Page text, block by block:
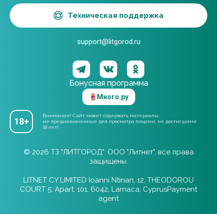
Бонусная программа
Много.ру
Внимание! Сайт может содержать материалы,
не предназначенные для просмотра лицами, не достигшими
18 лет!
Техническая поддержка
support@litgorod.ru
© 2026 ТЗ "ЛИТГОРОД". ООО "Литнет", все права
защищены.
LITNET CY LIMITED Ioanni Ntinan, 12, THEODOROU
COURT 5, Apart. 101, 6042, Larnaca, CyprusPayment
agent